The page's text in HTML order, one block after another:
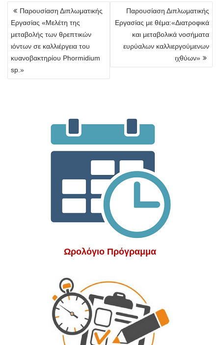
Πλοήγηση
άρθρων
Παρουσίαση Διπλωματικής
Εργασίας «Μελέτη της
μεταβολής των θρεπτικών
ιόντων σε καλλιέργεια του
κυανοβακτηρίου Phormidium
sp.»
Παρουσίαση Διπλωματικής
Εργασίας με θέμα:«Διατροφικά
και μεταβολικά νοσήματα
ευρύαλων καλλιεργούμενων
ιχθύων»
Ωρολόγιο Πρόγραμμα